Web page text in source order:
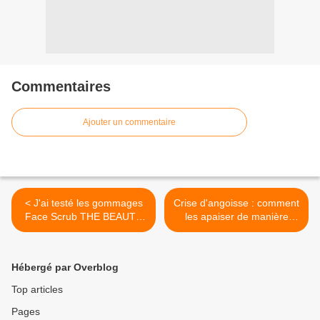
Commentaires
Ajouter un commentaire
< J'ai testé les gommages
Face Scrub THE BEAUTY
DEPT de chez Action
Crise d'angoisse : comment
les apaiser de manière
naturelle ? (astuces,
Hébergé par Overblog
Top articles
Pages